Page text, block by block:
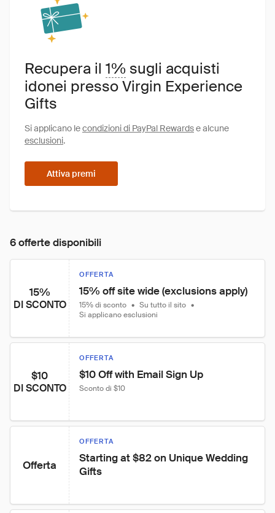
Recupera il 1% sugli acquisti
idonei presso Virgin Experience
Gifts
Si applicano lecondizioni di PayPal Rewardse alcune
esclusioni.
Attiva premi
6 offerte disponibili
15%
DI SCONTO
OFFERTA
15% off site wide (exclusions apply)
15% di sconto • Su tutto il sito •
Si applicano esclusioni
$10
DI SCONTO
OFFERTA
$10 Off with Email Sign Up
Sconto di $10
Offerta
OFFERTA
Starting at $82 on Unique Wedding
Gifts